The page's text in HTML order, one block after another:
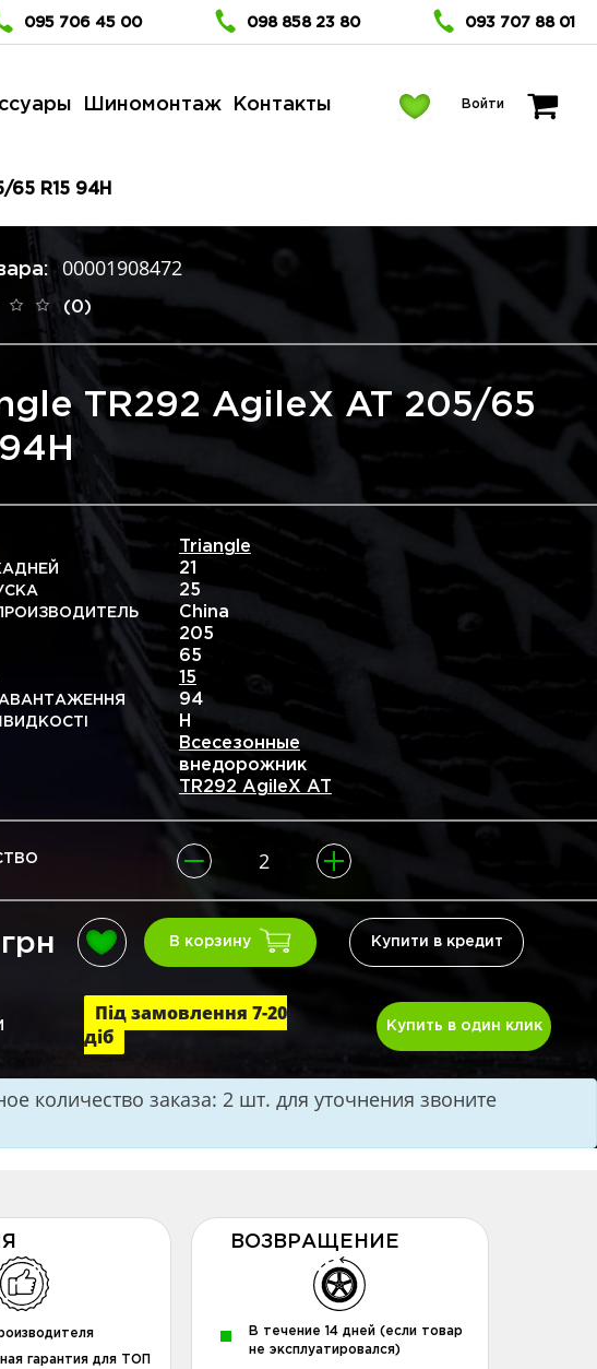
095 706 45 00 098 858 23 80 093 707 88 01
Шиномонтаж Контакты Войти
65 R15 94H
00001908472
(0)
TR292 AgileX AT 205/65
94H
Triangle
21
25
China
205
65
15
94
H
Всесезонные
внедорожник
TR292 AgileX AT
В корзину Купити в кредит
Під замовлення 7-20
діб
Купить в один клик
количество заказа: 2 шт. для уточнения звоните
гарантия для ТОП
ВОЗВРАЩЕНИЕ
В течение 14 дней (если товар
не эксплуатировался)